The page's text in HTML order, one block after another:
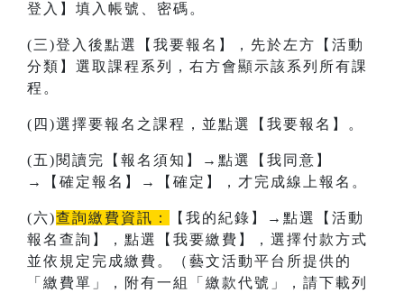
登入】填入帳號、密碼。
(三)登入後點選【我要報名】，先於左方【活動
分類】選取課程系列，右方會顯示該系列所有課
程。
(四)選擇要報名之課程，並點選【我要報名】。
(五)閱讀完【報名須知】→點選【我同意】
→【確定報名】→【確定】，才完成線上報名。
(六)查詢繳費資訊：
【我的紀錄】→點選【活動
報名查詢】，點選【我要繳費】，選擇付款方式
並依規定完成繳費。（藝文活動平台所提供的
「繳費單」，附有一組「繳款代號」，請下載列